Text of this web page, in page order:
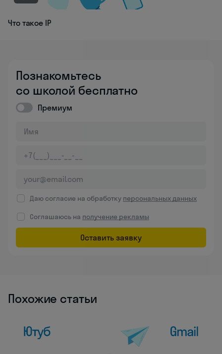
Что такое IP
Познакомьтесь
со школой бесплатно
Премиум
Даю согласие на обработку персональных данных
Соглашаюсь на получение рекламы
Оставить заявку
Похожие статьи